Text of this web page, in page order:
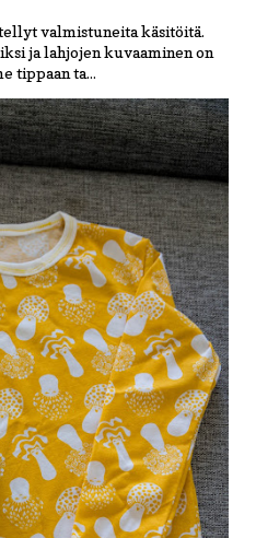
valmistuneita käsitöitä.
ja lahjojen kuvaaminen on
tippaan ta...